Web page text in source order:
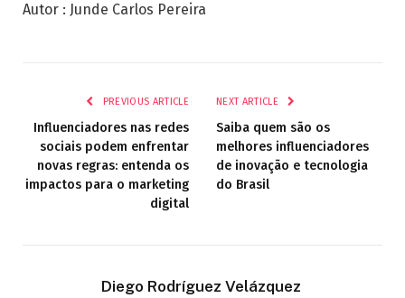
Autor : Junde Carlos Pereira
PREVIOUS ARTICLE
Influenciadores nas redes
sociais podem enfrentar
novas regras: entenda os
impactos para o marketing
digital
NEXT ARTICLE
Saiba quem são os
melhores influenciadores
de inovação e tecnologia
do Brasil
Diego Rodríguez Velázquez